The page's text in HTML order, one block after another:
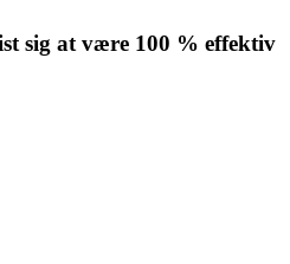
sig at være 100 % effektiv